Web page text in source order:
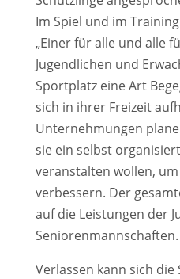
Im Spiel und im
„Einer für alle und alle
Jugendlichen und
Sportplatz eine Art
sich in ihrer Freizeit
Unternehmungen
sie ein selbst
veranstalten wollen,
verbessern. Der
auf die Leistungen der
Seniorenmannschaften.
Verlassen kann sich die